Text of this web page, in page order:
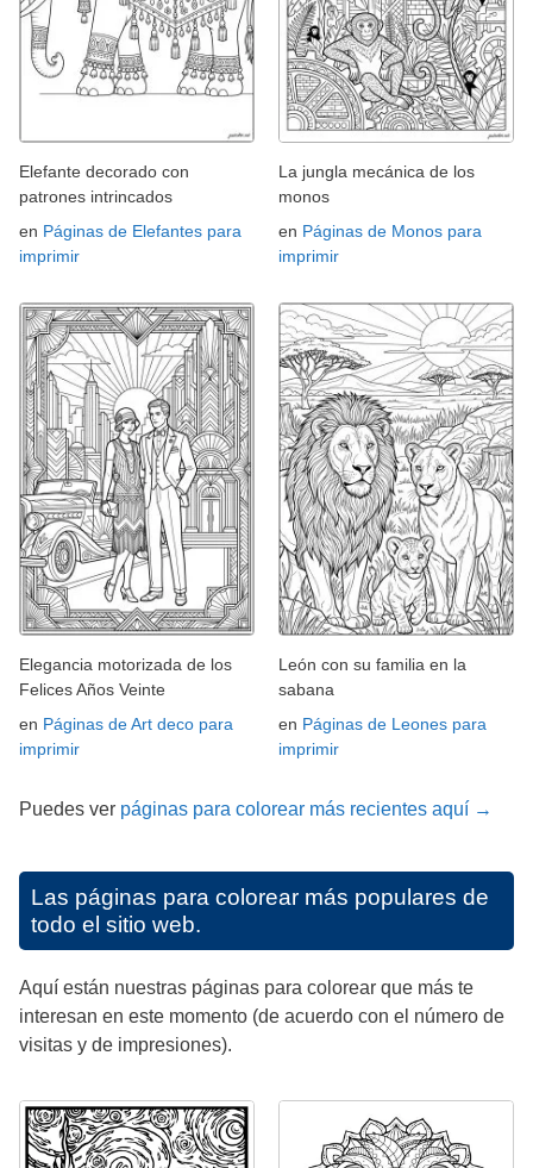
Elefante decorado con
patrones intrincados
en Páginas de Elefantes para
imprimir
La jungla mecánica de los
monos
en Páginas de Monos para
imprimir
Elegancia motorizada de los
Felices Años Veinte
en Páginas de Art deco para
imprimir
León con su familia en la
sabana
en Páginas de Leones para
imprimir
Puedes ver páginas para colorear más recientes aquí →
Las páginas para colorear más populares de
todo el sitio web.
Aquí están nuestras páginas para colorear que más te
interesan en este momento (de acuerdo con el número de
visitas y de impresiones).